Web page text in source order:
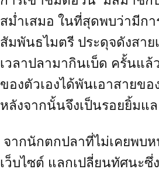
สม่ำเสมอ ในที่สุดพบว่ามีก
สัมพันธไมตรี ประดุจดังสา
เวลาปลามากินเบ็ด ครั้นแล้
ของตัวเองได้พันเอาสายข
หลังจากนั้นจึงเป็นรอยยิ้มแ
จากนักตกปลาที่ไม่เคยพบ
เว็บไซต์ แลกเปลี่ยนทัศนะ